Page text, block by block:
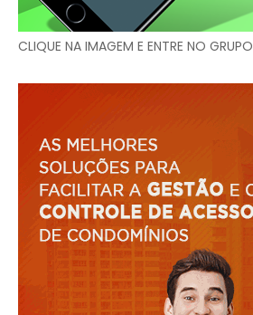
CLIQUE NA IMAGEM E ENTRE NO GRUPO